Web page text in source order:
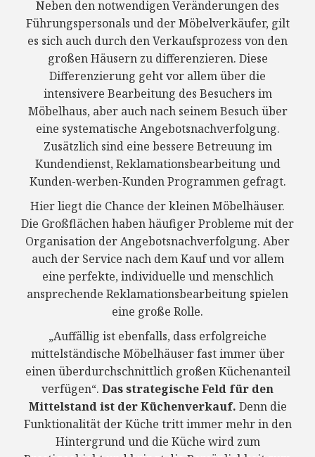
Neben den notwendigen Veränderungen des
Führungspersonals und der Möbelverkäufer, gilt
es sich auch durch den Verkaufsprozess von den
großen Häusern zu differenzieren. Diese
Differenzierung geht vor allem über die
intensivere Bearbeitung des Besuchers im
Möbelhaus, aber auch nach seinem Besuch über
eine systematische Angebotsnachverfolgung.
Zusätzlich sind eine bessere Betreuung im
Kundendienst, Reklamationsbearbeitung und
Kunden-werben-Kunden Programmen gefragt.
Hier liegt die Chance der kleinen Möbelhäuser.
Die Großflächen haben häufiger Probleme mit der
Organisation der Angebotsnachverfolgung. Aber
auch der Service nach dem Kauf und vor allem
eine perfekte, individuelle und menschlich
ansprechende Reklamationsbearbeitung spielen
eine große Rolle.
„Auffällig ist ebenfalls, dass erfolgreiche
mittelständische Möbelhäuser fast immer über
einen überdurchschnittlich großen Küchenanteil
verfügen“. Das strategische Feld für den
Mittelstand ist der Küchenverkauf. Denn die
Funktionalität der Küche tritt immer mehr in den
Hintergrund und die Küche wird zum